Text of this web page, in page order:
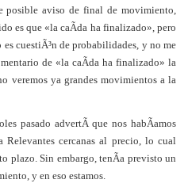
posible aviso de final de movimiento,
es que «la caÃ­da ha finalizado», pero
cuestiÃ³n de probabilidades, y no me
de «la caÃ­da ha finalizado» la
veremos ya grandes movimientos a la
pasado advertÃ­ que nos habÃ­amos
Relevantes cercanas al precio, lo cual
plazo. Sin embargo, tenÃ­a previsto un
y en eso estamos.